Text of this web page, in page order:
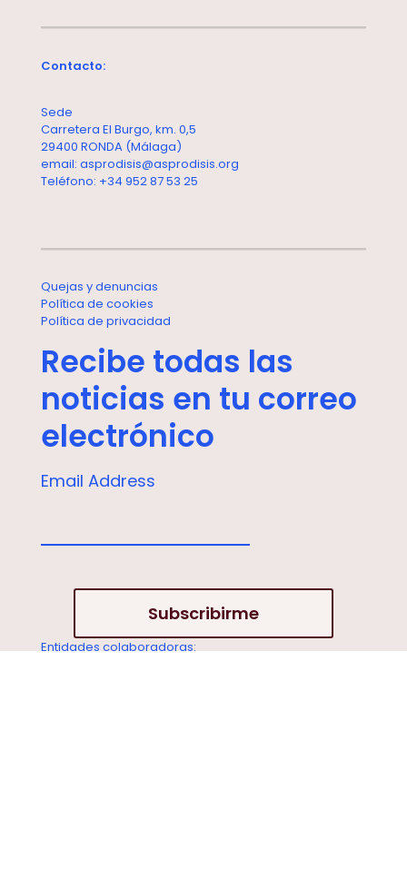
Contacto:
Sede
Carretera El Burgo, km. 0,5
29400 RONDA (Málaga)
email: asprodisis@asprodisis.org
Teléfono: +34 952 87 53 25
Quejas y denuncias
Política de cookies
Política de privacidad
Recibe todas las
noticias en tu correo
electrónico
Email Address
Entidades colaboradoras: